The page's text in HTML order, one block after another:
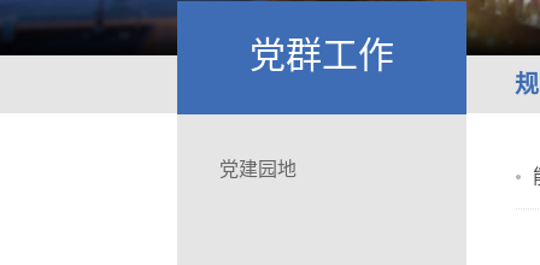
党群工作
党建园地